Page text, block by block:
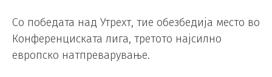
Со победата над Утрехт, тие обезбедија место во
Конференциската лига, третото најсилно
европско натпреварување.